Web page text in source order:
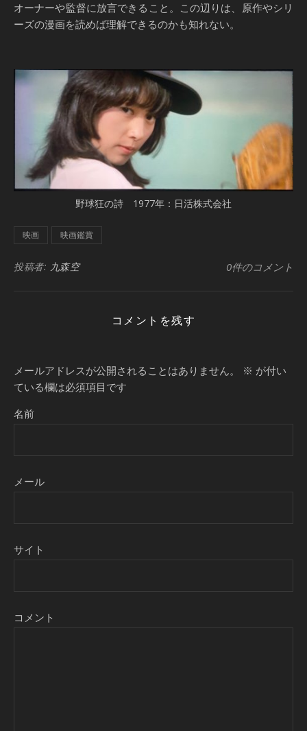
オーナーや監督に放言できること。この辺りは、原作やシリ
ーズの漫画を読めば理解できるのかも知れない。
野球狂の詩 1977年：日活株式会社
映画 映画鑑賞
投稿者: 九森空 0件のコメント
コメントを残す
メールアドレスが公開されることはありません。 ※ が付い
ている欄は必須項目です
名前
メール
サイト
コメント